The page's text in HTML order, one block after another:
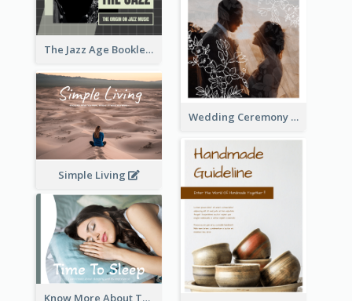
The Jazz Age Booklet
Wedding Ceremony Booklet
Simple Living
Know More About The Importance Of Sleeping